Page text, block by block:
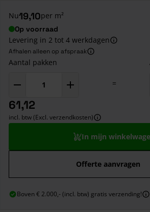
Nu19,10per m²
Op voorraad
Levering in 2 tot 4 werkdagen
Afhalen alleen op afspraak
Aantal pakken
=
61,12
incl. btw (Excl. verzendkosten)
In mijn
Offerte aanvragen
Boven € 2.000,- (incl. btw) gratis verzending!